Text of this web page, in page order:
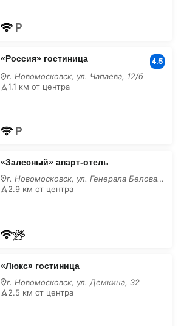
«Россия» гостиница 4.5
г. Новомосковск, ул. Чапаева, 12/б
1.1 км от центра
«Залесный» апарт-отель
г. Новомосковск, ул. Генерала Белова, стр. 1
2.9 км от центра
«Люкс» гостиница
г. Новомосковск, ул. Демкина, 32
2.5 км от центра